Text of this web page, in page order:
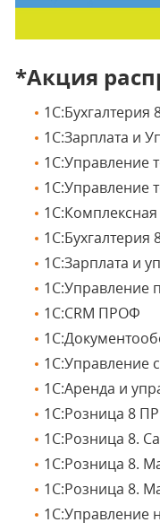
*Акция
1С:Зарплата и
1С:Управление
1С:Управление
1С:Бухгалтерия
1С:Зарплата и
1С:Управление
1С:CRM ПРОФ
1С:Управление
1С:Аренда и
1С:Розница 8
1С:Розница 8.
1С:Розница 8.
1С:Розница 8.
1С:Управление